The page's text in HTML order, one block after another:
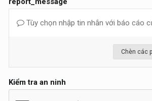
Tùy chọn nhập tin nhắn với báo cáo
Chèn các
Kiểm tra an ninh